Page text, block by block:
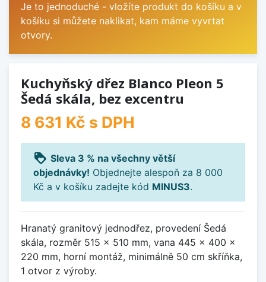
Je to jednoduché - vložíte produkt do košíku a v
košíku si můžete naklikat, kam máme vyvrtat
otvory.
Kuchyňský dřez Blanco Pleon 5
Šedá skála, bez excentru
8 631 Kč s DPH
loyalty Sleva 3 % na všechny větší
objednávky! Objednejte alespoň za 8 000
Kč a v košíku zadejte kód MINUS3.
Hranatý granitový jednodřez, provedení Šedá
skála, rozměr 515 x 510 mm, vana 445 x 400 x
220 mm, horní montáž, minimálně 50 cm skříňka,
1 otvor z výroby.